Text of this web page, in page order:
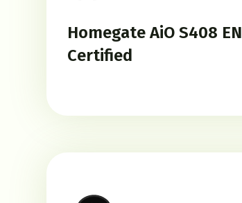
Homegate AiO S408 EN
Certified